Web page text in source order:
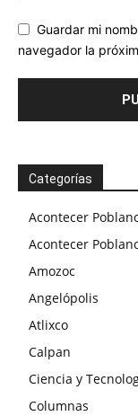
Guardar mi
navegador la
Categorías
Acontecer
Acontecer
Amozoc
Angelópolis
Atlixco
Calpan
Ciencia y
Columnas